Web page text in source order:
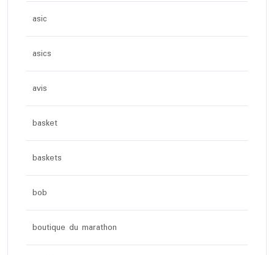
asic
asics
avis
basket
baskets
bob
boutique du marathon